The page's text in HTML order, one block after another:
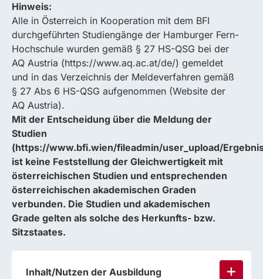
Hinweis:
Alle in Österreich in Kooperation mit dem BFI
durchgeführten Studiengänge der Hamburger Fern-
Hochschule wurden gemäß § 27 HS-QSG bei der
AQ Austria (https://www.aq.ac.at/de/) gemeldet
und in das Verzeichnis der Meldeverfahren gemäß
§ 27 Abs 6 HS-QSG aufgenommen (Website der
AQ Austria).
Mit der Entscheidung über die Meldung der
Studien
(https://www.bfi.wien/fileadmin/user_upload/
ist keine Feststellung der Gleichwertigkeit mit
österreichischen Studien und entsprechenden
österreichischen akademischen Graden
verbunden. Die Studien und akademischen
Grade gelten als solche des Herkunfts- bzw.
Sitzstaates.
Inhalt/Nutzen der Ausbildung